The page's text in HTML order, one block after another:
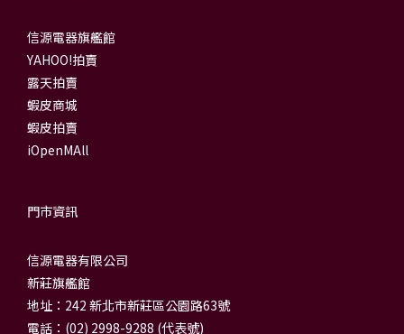
信源電器旗艦館
YAHOO!拍賣
露天拍賣
蝦皮商城
蝦皮拍賣
iOpenMAll
門市資訊
信源電器有限公司
新莊旗艦館
地址：242 新北市新莊區公園路63號
電話：(02) 2998-9288 (代表號)